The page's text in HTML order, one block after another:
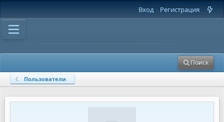
Вход Регистрация
Поиск
Пользователи